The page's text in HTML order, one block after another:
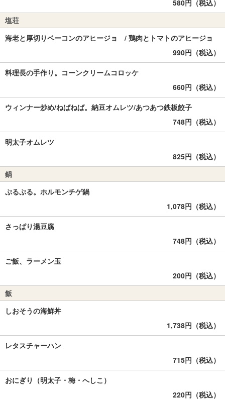
580円（税込）
塩荘
海老と厚切りベーコンのアヒージョ / 鶏肉とトマトのアヒージョ
990円（税込）
料理長の手作り。コーンクリームコロッケ
660円（税込）
ウィンナー炒め/ねばねば。納豆オムレツ/あつあつ鉄板餃子
748円（税込）
明太子オムレツ
825円（税込）
鍋
ぷるぷる。ホルモンチゲ鍋
1,078円（税込）
さっぱり湯豆腐
748円（税込）
ご飯、ラーメン玉
200円（税込）
飯
しおそうの海鮮丼
1,738円（税込）
レタスチャーハン
715円（税込）
おにぎり（明太子・梅・へしこ）
220円（税込）